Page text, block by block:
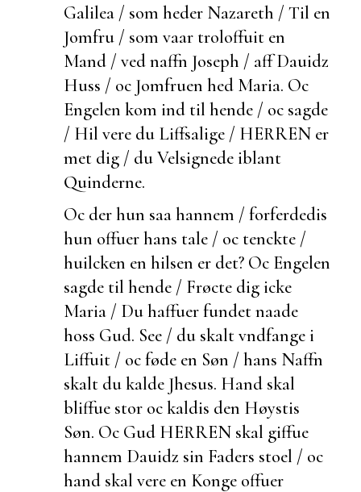
Galilea / som heder Nazareth / Til en
Jomfru / som vaar troloffuit en
Mand / ved naffn Joseph / aff Dauidz
Huss / oc Jomfruen hed Maria. Oc
Engelen kom ind til hende / oc sagde
/ Hil vere du Liffsalige / HERREN er
met dig / du Velsignede iblant
Quinderne.
Oc der hun saa hannem / forferdedis
hun offuer hans tale / oc tenckte /
huilcken en hilsen er det? Oc Engelen
sagde til hende / Frøcte dig icke
Maria / Du haffuer fundet naade
hoss Gud. See / du skalt vndfange i
Liffuit / oc føde en Søn / hans Naffn
skalt du kalde Jhesus. Hand skal
bliffue stor oc kaldis den Høystis
Søn. Oc Gud HERREN skal giffue
hannem Dauidz sin Faders stoel / oc
hand skal vere en Konge offuer